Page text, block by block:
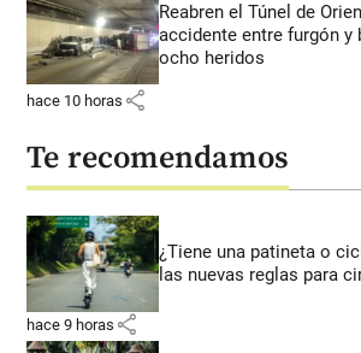
Reabren el Túnel de
accidente entre furgón y
ocho heridos
hace 10 horas share
Te recomendamos
¿Tiene una patineta o
las nuevas reglas para
hace 9 horas share